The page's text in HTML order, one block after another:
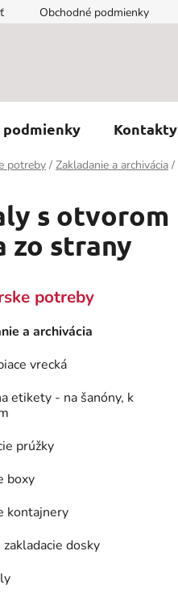
Obchodné podmienky
podmienky Kontakty
potreby / Zakladanie a archivácia /
s otvorom
zo strany
potreby
a archivácia
vrecká
etikety - na šanóny, k
prúžky
boxy
kontajnery
zakladacie dosky